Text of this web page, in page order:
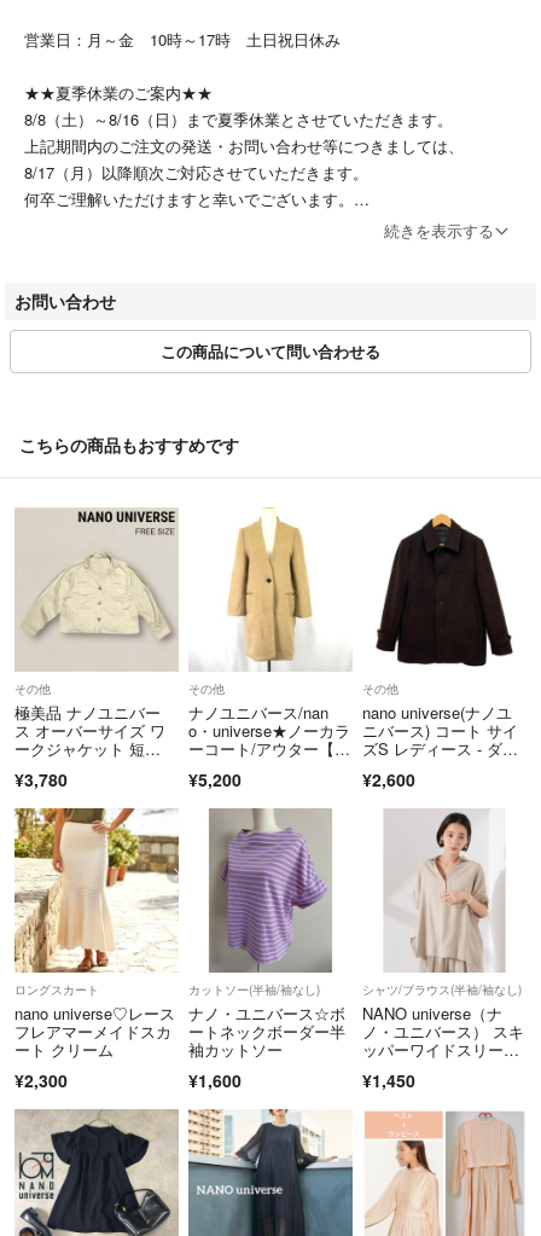
営業日：月～金 10時～17時 土日祝日休み
★★夏季休業のご案内★★
8/8（土）～8/16（日）まで夏季休業とさせていただきます。
上記期間内のご注文の発送・お問い合わせ等につきましては、
8/17（月）以降順次ご対応させていただきます。
何卒ご理解いただけますと幸いでございます。
大変恐縮ではございますが、ご購入前に商品説明文をご確認いただきま
すようお願いいたします。
ご回答をいたしかねますので予めご了承くださいませ。
・商品画像追加のご依頼
【付属品等について】
商品画像に写っているものが全てとなります。
商品画像に写っていない、リボンやベルト等は付属いたしません。
【配送業者】ヤマト運輸
【発送について】
発送までの日数が2〜3日で発送と表示されますが、
2～3営業日での発送となります。
【採寸方法について】
※当店の採寸方法は下記URLからご確認ください。
https://www.kaitori-abj.com/auctionsize/sizelist.html
※こちらのアカウントはラクマ公式パートナーの株式会社ABJによって
運営されています。
▼特商法
https://fril.jp/ts/official/law/abj/
▼返品特約
https://fril.jp/ts/official/law/abj/#return_policy
続きを表示する
お問い合わせ
この商品について問い合わせる
こちらの商品もおすすめです
その他
極美品 ナノユニバー
ス オーバーサイズ ワ
ークジャケット 短
¥3,780
その他
ナノユニバース/nan
o・universe★ノーカラ
ーコート/アウター【レ
ige】Coat/Jacket/Jum
per◆mBH603
¥5,200
その他
nano universe(ナノユ
ニバース) コート サイ
ズS レディース - ダー
¥2,600
ロングスカート
nano universe♡レース
フレアマーメイドスカ
ート クリーム
¥2,300
カットソー(半袖/袖なし)
ナノ・ユニバース☆ボ
ートネックボーダー半
袖カットソー
¥1,600
シャツ/ブラウス(半袖/袖なし)
NANO universe（ナ
ノ・ユニバース） スキ
ッパーワイドスリーブ
可）
¥1,450